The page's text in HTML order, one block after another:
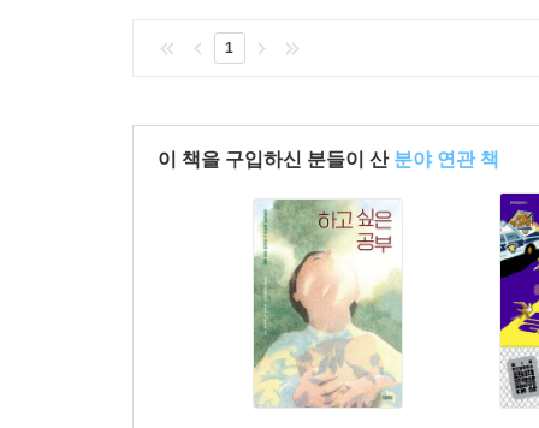
1
이 책을 구입하신 분들이 산 분야 연관 책